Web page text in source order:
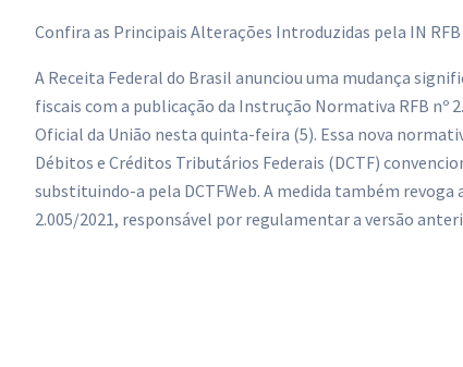
Confira as Principais Alterações Introduzidas pela IN RFB
A Receita Federal do Brasil anunciou uma mudança
fiscais com a publicação da Instrução Normativa RFB nº
Oficial da União nesta quinta-feira (5). Essa nova
Débitos e Créditos Tributários Federais (DCTF)
substituindo-a pela DCTFWeb. A medida também
2.005/2021, responsável por regulamentar a versão